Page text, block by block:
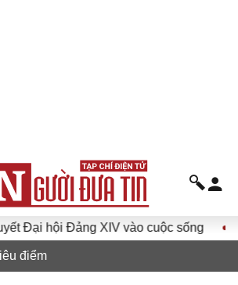
hội Đảng XIV vào cuộc sống
điểm